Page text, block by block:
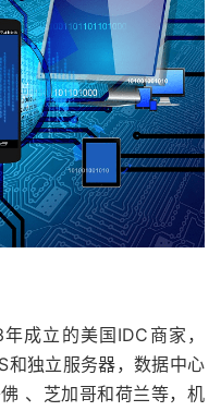
成立的美国IDC商家，
和独立服务器，数据中心
、芝加哥和荷兰等，机